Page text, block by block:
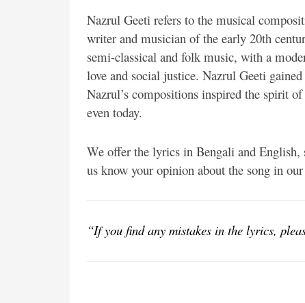
Nazrul Geeti refers to the musical
writer and musician of the early 20th
semi-classical and folk music, with a
love and social justice. Nazrul Geeti
Nazrul’s compositions inspired the spirit
even today.
We offer the lyrics in Bengali and English,
us know your opinion about the song in
“If you find any mistakes in the lyrics,